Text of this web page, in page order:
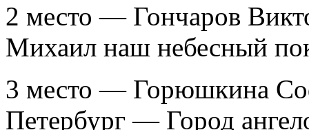
2 место — Гончаров
Михаил наш небесный
3 место — Горюшкина
Петербург — Город